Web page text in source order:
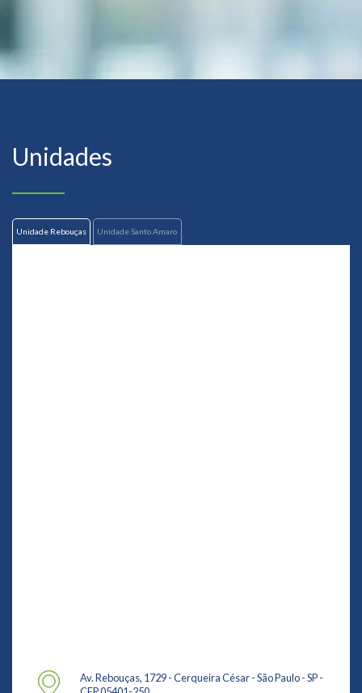
Unidades
Unidade Rebouças Unidade Santo Amaro
Av. Rebouças, 1729 - Cerqueira César - São Paulo - SP -